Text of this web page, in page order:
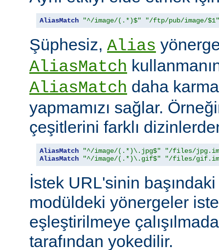
AliasMatch "^/image/(.*)$" "/ftp/pub/image/$1"
Şüphesiz, Alias
AliasMatch
AliasMatch daha
yapmamızı sağlar.
çeşitlerini farklı
AliasMatch "^/image/(.*)\.jpg$"
"/files/
AliasMatch
"^/image/(.*)\.gif$" "/files/
İstek URL'sinin
modüldeki yönergeler
eşleştirilmeye
tarafından yokedilir.